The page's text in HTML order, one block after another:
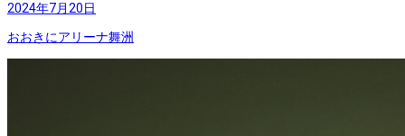
2024年7月20日
おおきにアリーナ舞洲